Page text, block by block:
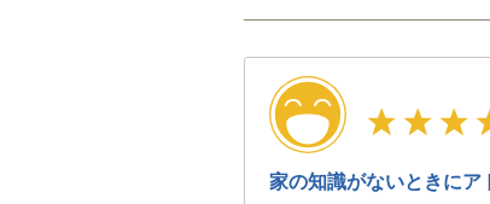
家の知識がないときにア